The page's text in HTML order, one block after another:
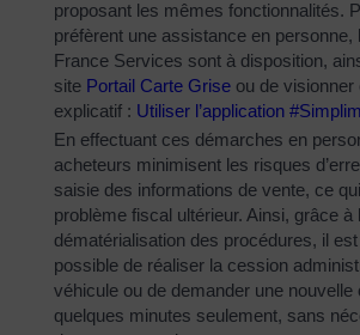
proposant les mêmes fonctionnalités.
préfèrent une assistance en personne,
France Services sont à disposition,
site Portail Carte Grise ou de visionner
explicatif : Utiliser l’application
En effectuant ces démarches en
acheteurs minimisent les risques
saisie des informations de vente, ce
problème fiscal ultérieur. Ainsi, grâce à
dématérialisation des procédures, il
possible de réaliser la cession
véhicule ou de demander une nouvelle
quelques minutes seulement, sans